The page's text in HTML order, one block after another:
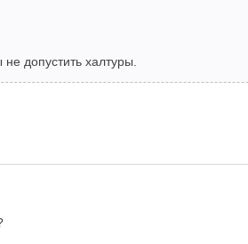
допустить халтуры.